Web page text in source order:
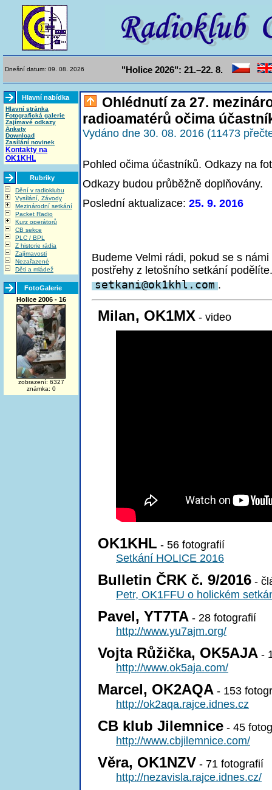
Dnešní datum: 09. 08. 2026 "Holice 2026": 21.–22. 8.
Hlavní nabídka
Hlavní stránka
Fotografická galerie
Zajímavé odkazy
Ankety
Download
Zasílání novinek
Kontakty na
OK1KHL
Rubriky
Dění v radioklubu
Vysílání, Závody
Mezinárodní setkání
Packet Radio
Kurz operátorů
CB sekce
PLC / BPL
Z historie rádia
Zajímavosti
Nezařazené
Děti a mládež
FotoGalerie
Holice 2006 - 16
zobrazení: 6327
známka: 0
Ohlédnutí za 27.
radioamatérů očima
Vydáno dne 30. 08. 2016 (11473
Pohled očima účastníků. Odkazy na
Odkazy budou průběžně doplňovány.
Poslední aktualizace: 25. 9. 2016
Budeme Velmi rádi, pokud se s
postřehy z letošního setkání
setkani@ok1khl.com .
Milan, OK1MX - video
OK1KHL - 56 fotografií
Setkání HOLICE 2016
Bulletin ČRK č. 9/2016 -
Petr, OK1FFU o holickém
Pavel, YT7TA - 28 fotografií
http://www.yu7ajm.org/
Vojta Růžička, OK5AJA -
http://www.ok5aja.com/
Marcel, OK2AQA - 153
http://ok2aqa.rajce.idnes.cz
CB klub Jilemnice - 45
http://www.cbjilemnice.com/
Věra, OK1NZV - 71 fotografií
http://nezavisla.rajce.idnes.cz/